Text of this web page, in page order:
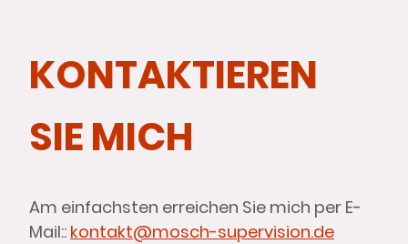
KONTAKTIEREN
SIE MICH
Am einfachsten erreichen Sie mich per E-
Mail:: kontakt@mosch-supervision.de